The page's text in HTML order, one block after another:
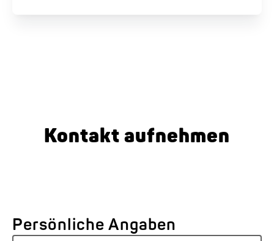
Kontakt aufnehmen
Persönliche Angaben